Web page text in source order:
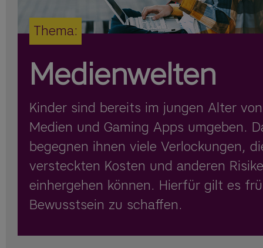
Thema:
Medienwelten
Kinder sind bereits im jungen Alter
Medien und Gaming Apps umgeben.
begegnen ihnen viele Verlockungen,
versteckten Kosten und anderen
einhergehen können. Hierfür gilt es
Bewusstsein zu schaffen.